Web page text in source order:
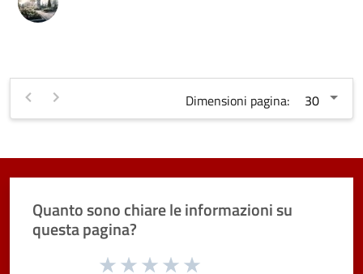
Dimensioni pagina:
Quanto sono chiare le informazioni su
questa pagina?
Valuta da 1 a 5 stelle la pagina